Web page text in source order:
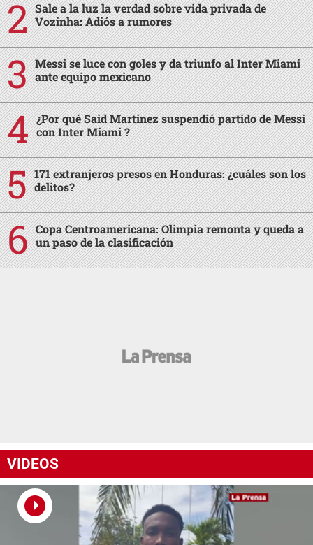
Sale a la luz la verdad sobre vida privada de
Vozinha: Adiós a rumores
Messi se luce con goles y da triunfo al Inter Miami
ante equipo mexicano
¿Por qué Said Martínez suspendió partido de Messi
con Inter Miami ?
171 extranjeros presos en Honduras: ¿cuáles son los
delitos?
Copa Centroamericana: Olimpia remonta y queda a
un paso de la clasificación
VIDEOS